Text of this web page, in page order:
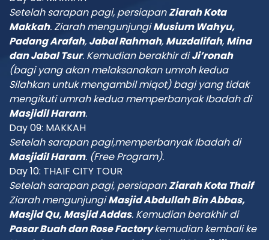
Setelah sarapan pagi, persiapanZiarah Kota
Makkah. ZiarahmengunjungiMusium Wahyu,
Padang Arafah, Jabal Rahmah, Muzdalifah, Mina
dan Jabal Tsur. Kemudian berakhir diJi’ronah
(bagi yang akan melaksanakan umroh kedua
Silahkan untuk mengambil miqot) bagi yang tidak
mengikuti umrah kedua memperbanyak Ibadah di
Masjidil Haram.
Day 09: MAKKAH
Setelah sarapan pagi,memperbanyak Ibadah di
Masjidil Haram. (Free Program).
Day 10: THAIF CITY TOUR
Setelah sarapan pagi, persiapanZiarah Kota Thaif
Ziarah mengunjungiMasjid Abdullah Bin Abbas,
Masjid Qu, Masjid Addas. Kemudian berakhir di
Pasar Buah dan Rose Factorykemudian kembali ke